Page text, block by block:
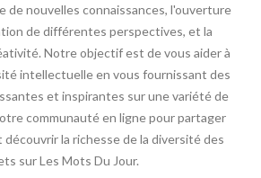
de nouvelles connaissances, l'ouverture
de différentes perspectives, et la
Notre objectif est de vous aider à
intellectuelle en vous fournissant des
et inspirantes sur une variété de
communauté en ligne pour partager
la richesse de la diversité des
sur Les Mots Du Jour.